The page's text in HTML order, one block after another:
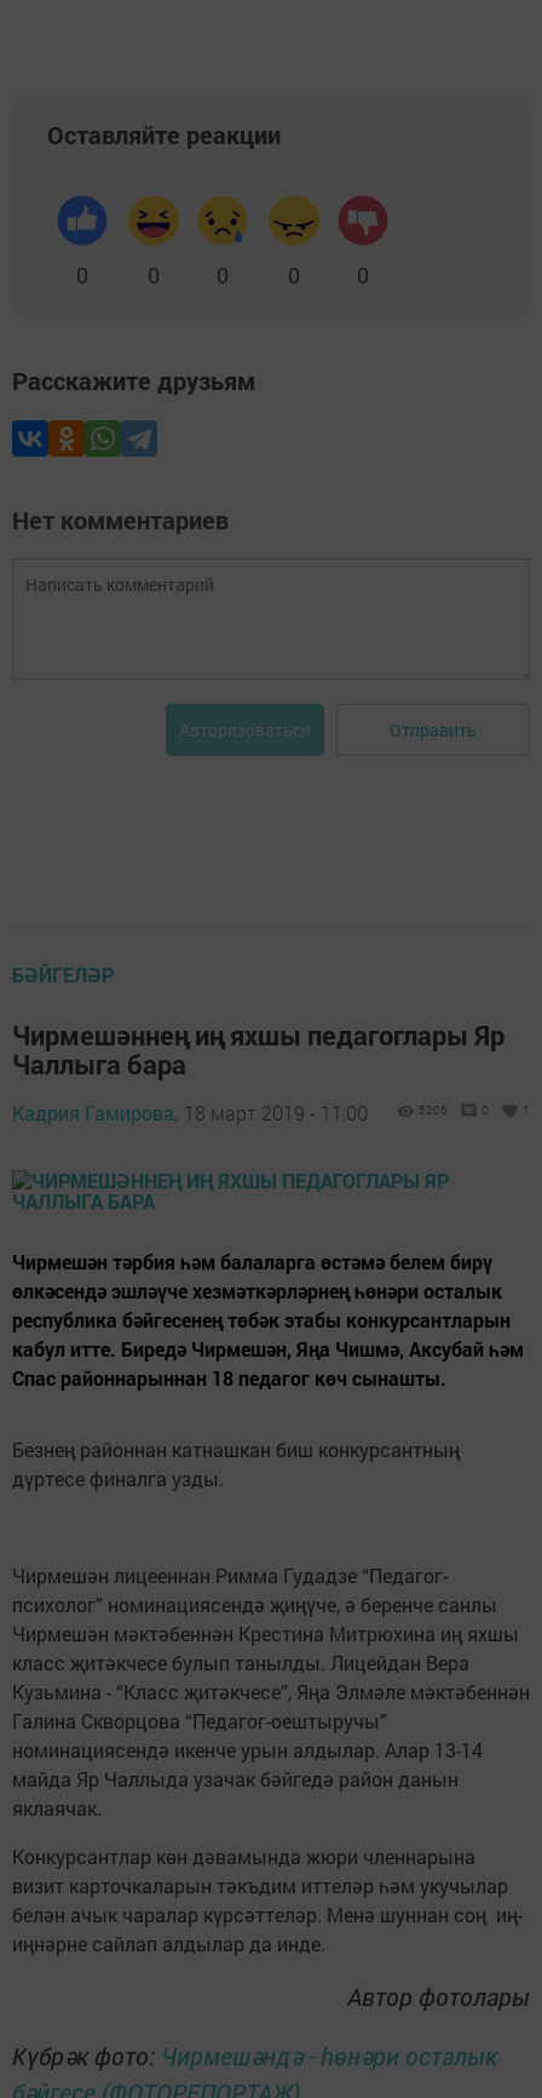
Оставляйте реакции
0 0 0 0 0
Расскажите друзьям
Нет комментариев
Авторизоваться Отправить
БӘЙГЕЛӘР
Чирмешәннең иң яхшы педагоглары Яр
Чаллыга бара
Кадрия Гамирова, 18 март 2019 - 11:00 5205 0 1
Чирмешән тәрбия һәм балаларга өстәмә белем бирү
өлкәсендә эшләүче хезмәткәрләрнең һөнәри осталык
республика бәйгесенең төбәк этабы конкурсантларын
кабул итте. Биредә Чирмешән, Яңа Чишмә, Аксубай һәм
Спас районнарыннан 18 педагог көч сынашты.
Безнең районнан катнашкан биш конкурсантның
дүртесе финалга узды.
Чирмешән лицееннан Римма Гудадзе “Педагог-
психолог” номинациясендә җиңүче, ә беренче санлы
Чирмешән мәктәбеннән Крестина Митрюхина иң яхшы
класс җитәкчесе булып танылды. Лицейдан Вера
Кузьмина - “Класс җитәкчесе”, Яңа Элмәле мәктәбеннән
Галина Скворцова “Педагог-оештыручы”
номинациясендә икенче урын алдылар. Алар 13-14
майда Яр Чаллыда узачак бәйгедә район данын
яклаячак.
Конкурсантлар көн дәвамында жюри членнарына
визит карточкаларын тәкъдим иттеләр һәм укучылар
белән ачык чаралар күрсәттеләр. Менә шуннан соң иң-
иңнәрне сайлап алдылар да инде.
Автор фотолары
Күбрәк фото: Чирмешәндә - һөнәри осталык